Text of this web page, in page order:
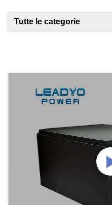
Tutte le categorie